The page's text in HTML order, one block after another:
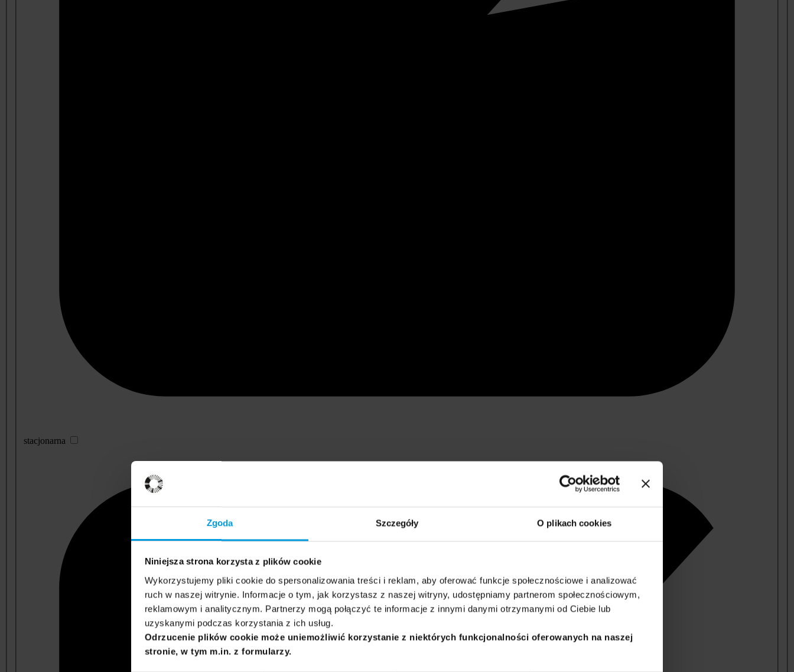
Zgoda Szczegóły O plikach cookies
Niniejsza strona korzysta z plików cookie
Wykorzystujemy pliki cookie do spersonalizowania treści i reklam, aby oferować funkcje społecznościowe i analizować
ruch w naszej witrynie. Informacje o tym, jak korzystasz z naszej witryny, udostępniamy partnerom społecznościowym,
reklamowym i analitycznym. Partnerzy mogą połączyć te informacje z innymi danymi otrzymanymi od Ciebie lub
uzyskanymi podczas korzystania z ich usług.
Odrzucenie plików cookie może uniemożliwić korzystanie z niektórych funkcjonalności oferowanych na naszej
stronie, w tym m.in. z formularzy.
stacjonarna